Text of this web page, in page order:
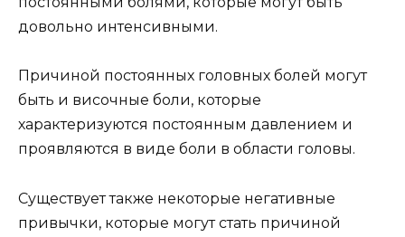
довольно интенсивными.
Причиной постоянных головных болей могут
быть и височные боли, которые
характеризуются постоянным давлением и
проявляются в виде боли в области головы.
Существует также некоторые негативные
привычки, которые могут стать причиной